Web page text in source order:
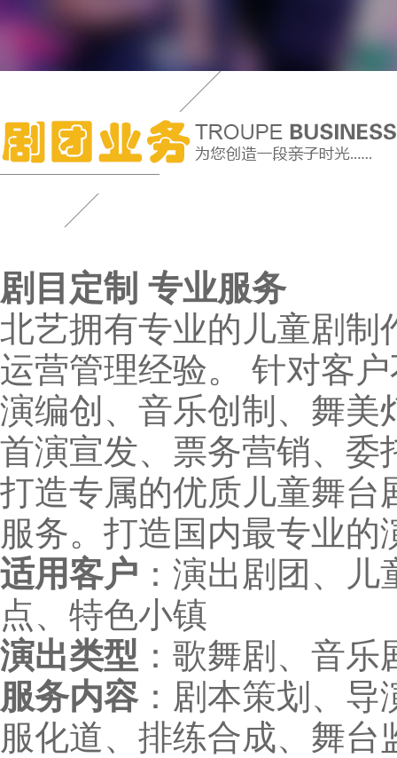
剧目定制 专业服务
北艺拥有专业的儿童剧制
运营管理经验。 针对客
演编创、音乐创制、舞美
首演宣发、票务营销、委
打造专属的优质儿童舞台
服务。打造国内最专业的
适用客户 ：演出剧团、
点、特色小镇
演出类型 ：歌舞剧、音
服务内容：剧本策划、导
服化道、排练合成、舞